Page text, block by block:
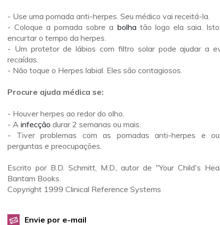
- Use uma pomada anti-herpes. Seu médico vai receitá-la.
- Coloque a pomada sobre a bolha tão logo ela saia.
encurtar o tempo da herpes.
- Um protetor de lábios com filtro solar pode ajudar a
recaídas.
- Não toque o Herpes labial. Eles são contagiosos.
Procure ajuda médica se:
- Houver herpes ao redor do olho.
- A infecção durar 2 semanas ou mais.
- Tiver problemas com as pomadas anti-herpes e
perguntas e preocupações.
Escrito por B.D. Schmitt, M.D., autor de "Your Child's
Bantam Books.
Copyright 1999 Clinical Reference Systems
Envie por e-mail